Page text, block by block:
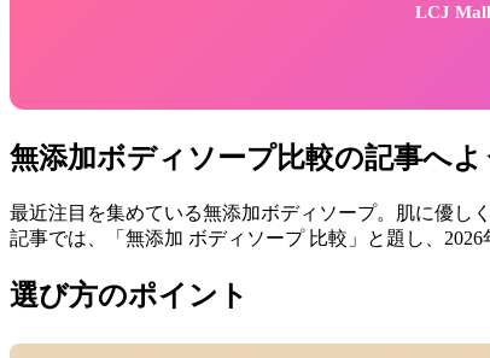
LCJ
無添加ボディソープ比較の記事へよ
最近注目を集めている無添加ボディソープ。肌に優し
記事では、「無添加 ボディソープ 比較」と題し、
選び方のポイント